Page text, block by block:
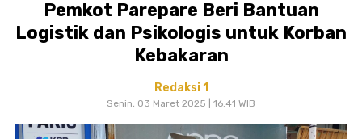
Pemkot Parepare Beri Bantuan
Logistik dan Psikologis untuk Korban
Kebakaran
Redaksi 1
Senin, 03 Maret 2025 | 16.41 WIB